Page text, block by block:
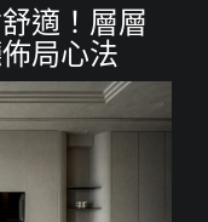
適！層層
局心法